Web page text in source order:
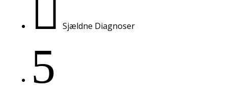
 Sjældne Diagnoser
5